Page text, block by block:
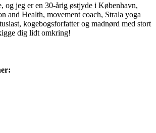
og jeg er en 30-årig østjyde i København,
and Health, movement coach, Strala yoga
kogebogsforfatter og madnørd med stort
dig lidt omkring!